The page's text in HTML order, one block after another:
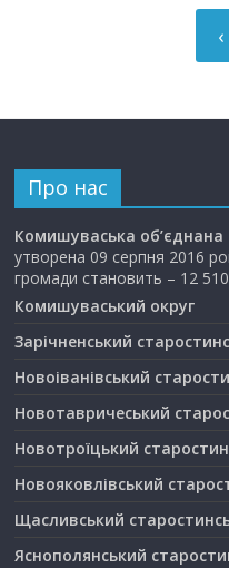
‹
Про нас
Комишуваська
утворена 09 серпня 2016
громади становить – 12
Комишуваський округ
Зарічненський
Новоіванівський
Новотавричеський
Новотроїцький
Новояковлівський
Щасливський
Яснополянський